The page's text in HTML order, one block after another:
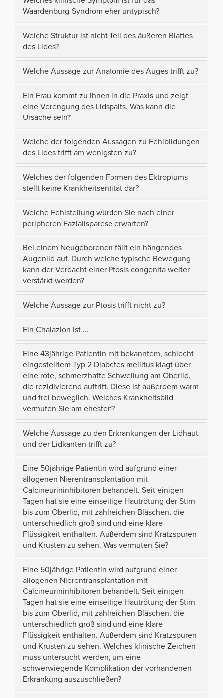
Waardenburg-Syndrom eher untypisch?
Welche Struktur ist nicht Teil des äußeren Blattes
des Lides?
Welche Aussage zur Anatomie des Auges trifft zu?
Ein Frau kommt zu Ihnen in die Praxis und zeigt
eine Verengung des Lidspalts. Was kann die
Ursache sein?
Welche der folgenden Aussagen zu Fehlbildungen
des Lides trifft am wenigsten zu?
Welches der folgenden Formen des Ektropiums
stellt keine Krankheitsentität dar?
Welche Fehlstellung würden Sie nach einer
peripheren Fazialisparese erwarten?
Bei einem Neugeborenen fällt ein hängendes
Augenlid auf. Durch welche typische Bewegung
kann der Verdacht einer Ptosis congenita weiter
verstärkt werden?
Welche Aussage zur Ptosis trifft nicht zu?
Ein Chalazion ist ...
Eine 43jährige Patientin mit bekanntem, schlecht
eingestelltem Typ 2 Diabetes mellitus klagt über
eine rote, schmerzhafte Schwellung am Oberlid,
die rezidivierend auftritt. Diese ist außerdem warm
und frei beweglich. Welches Krankheitsbild
vermuten Sie am ehesten?
Welche Aussage zu den Erkrankungen der Lidhaut
und der Lidkanten trifft zu?
Eine 50jährige Patientin wird aufgrund einer
allogenen Nierentransplantation mit
Calcineurininhibitoren behandelt. Seit einigen
Tagen hat sie eine einseitige Hautrötung der Stirn
bis zum Oberlid, mit zahlreichen Bläschen, die
unterschiedlich groß sind und eine klare
Flüssigkeit enthalten. Außerdem sind Kratzspuren
und Krusten zu sehen. Was vermuten Sie?
Eine 50jährige Patientin wird aufgrund einer
allogenen Nierentransplantation mit
Calcineurininhibitoren behandelt. Seit einigen
Tagen hat sie eine einseitige Hautrötung der Stirn
bis zum Oberlid, mit zahlreichen Bläschen, die
unterschiedlich groß sind und eine klare
Flüssigkeit enthalten. Außerdem sind Kratzspuren
und Krusten zu sehen. Welches klinische Zeichen
muss untersucht werden, um eine
schwerwiegende Komplikation der vorhandenen
Erkrankung auszuschließen?